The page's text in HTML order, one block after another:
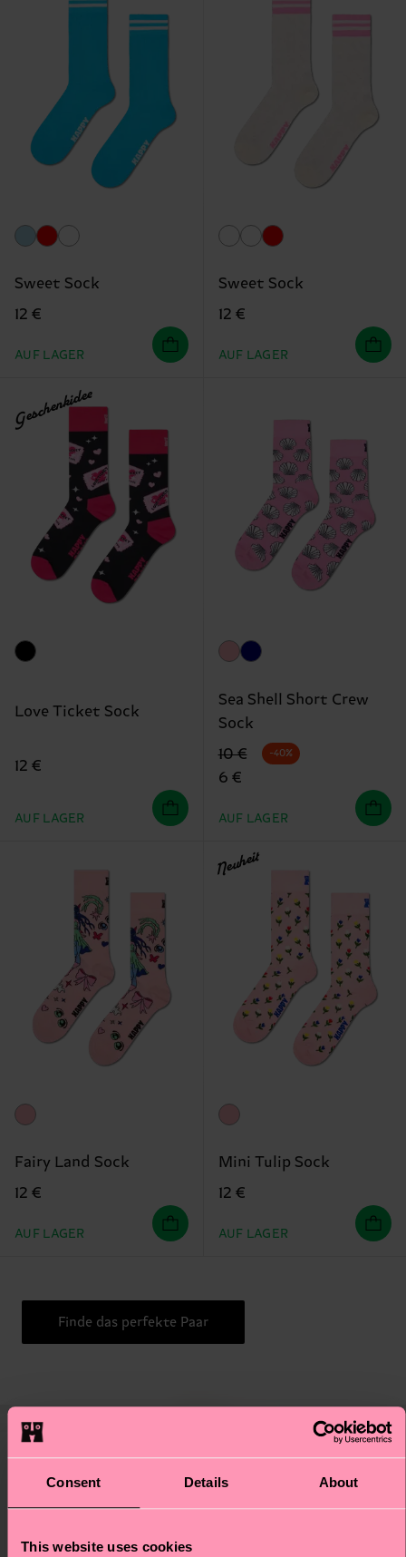
Consent Details About
This website uses cookies
Sweet Sock
12 €
AUF LAGER
Sweet Sock
12 €
AUF LAGER
Geschenkidee
Love Ticket Sock
12 €
AUF LAGER
Sea Shell Short Crew
Sock
Originalpreis
10 €
Reduzierter Preis
6 €
-40%
AUF LAGER
Fairy Land Sock
12 €
AUF LAGER
Neuheit
Mini Tulip Sock
12 €
AUF LAGER
Finde das perfekte Paar